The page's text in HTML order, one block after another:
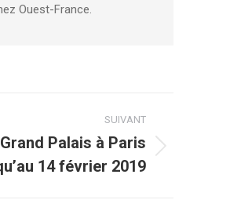
Ouest-France.
SUIVANT
Palais à Paris
14 février 2019